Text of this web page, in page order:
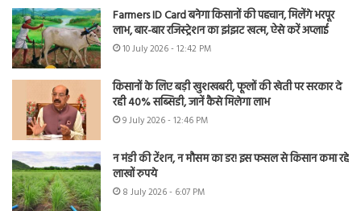
Farmers ID Card बनेगा किसानों की पहचान, मिलेंगे भरपूर
लाभ, बार-बार रजिस्ट्रेशन का झंझट खत्म, ऐसे करें अप्लाई
10 July 2026 - 12:42 PM
किसानों के लिए बड़ी खुशखबरी, फूलों की खेती पर सरकार दे
रही 40% सब्सिडी, जानें कैसे मिलेगा लाभ
9 July 2026 - 12:46 PM
न मंडी की टेंशन, न मौसम का डर! इस फसल से किसान कमा रहे
लाखों रुपये
8 July 2026 - 6:07 PM